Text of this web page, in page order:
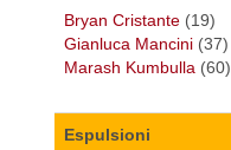
Bryan Cristante (19)
Gianluca Mancini (37)
Marash Kumbulla (60)
Espulsioni